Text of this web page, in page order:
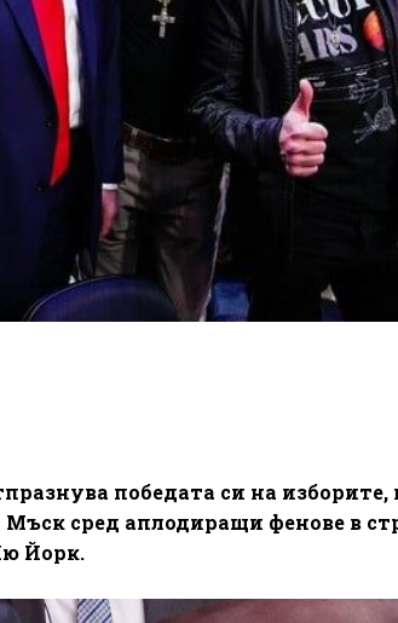
победата си на изборите,
сред аплодиращи фенове в
Йорк.